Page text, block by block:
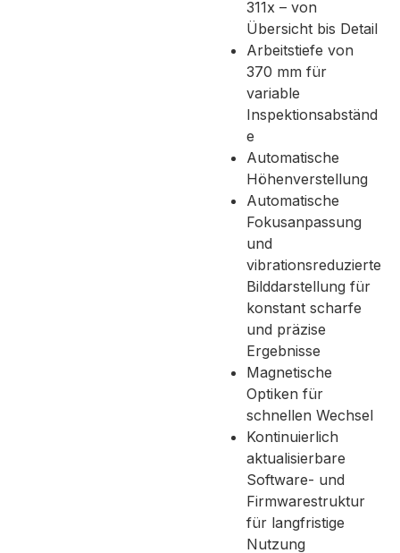
311x – von
Übersicht bis Detail
Arbeitstiefe von
370 mm für
variable
Inspektionsabständ
e
Automatische
Höhenverstellung
Automatische
Fokusanpassung
und
vibrationsreduzierte
Bilddarstellung für
konstant scharfe
und präzise
Ergebnisse
Magnetische
Optiken für
schnellen Wechsel
Kontinuierlich
aktualisierbare
Software- und
Firmwarestruktur
für langfristige
Nutzung